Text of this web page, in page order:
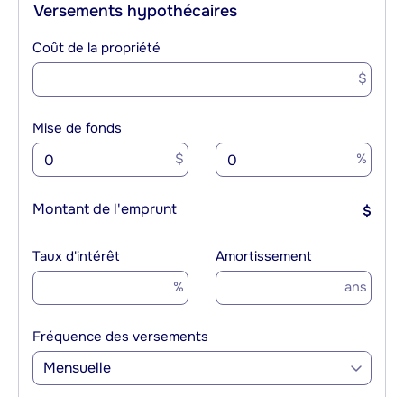
Versements hypothécaires
Coût de la propriété
$
Mise de fonds
$ %
Montant de l'emprunt $
Taux d'intérêt
%
Amortissement
ans
Fréquence des versements
Mensuelle